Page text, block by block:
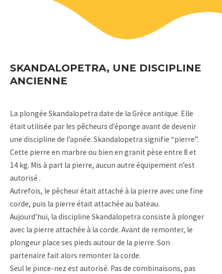
SKANDALOPETRA, UNE DISCIPLINE
ANCIENNE
La plongée Skandalopetra date de la Grèce antique. Elle
était utilisée par les pêcheurs d’éponge avant de devenir
une discipline de l’apnée. Skandalopetra signifie “pierre”.
Cette pierre en marbre ou bien en granit pèse entre 8 et
14 kg. Mis à part la pierre, aucun autre équipement n’est
autorisé .
Autrefois, le pêcheur était attaché à la pierre avec une fine
corde, puis la pierre était attachée au bateau.
Aujourd’hui, la discipline Skandalopetra consiste à plonger
avec la pierre attachée à la corde. Avant de remonter, le
plongeur place ses pieds autour de la pierre. Son
partenaire fait alors remonter la corde.
Seul le pince-nez est autorisé. Pas de combinaisons, pas